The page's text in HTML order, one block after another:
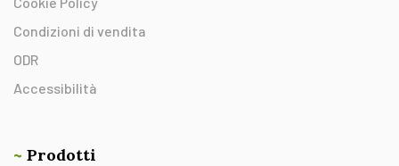
Condizioni di vendita
ODR
Accessibilità
~ Prodotti